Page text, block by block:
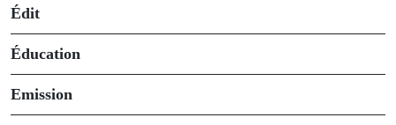
Édit
Éducation
Emission